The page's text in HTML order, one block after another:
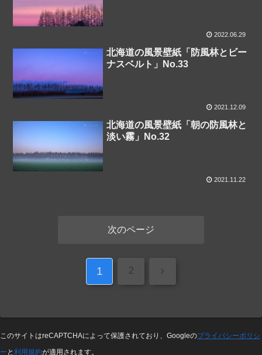
2022.06.29
北海道の風景壁紙「防風林とビー
ナスベルト」No.33
2021.12.09
北海道の風景壁紙「朝の防風林と
淡い霧」No.32
2021.11.22
次のページ
1 2 次
このサイトはreCAPTCHAによって保護されており、Googleのプライバシーポリシ
ー と 利用規約が適用されます。